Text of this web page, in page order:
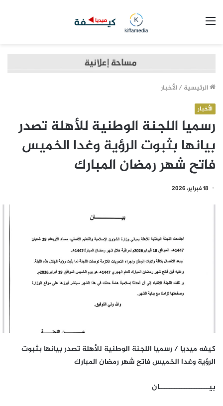
الرئيسية /الأخبار
الأخبار
رسميا اللجنة الوطنية للأهلة تصدر
بيانها بثبوت الرؤية وغدا الخميس
فاتح شهر رمضان المبارك
18 فبراير، 2026
كيفه ميديا / رسميا اللجنة الوطنية للأهلة تصدر بيانها بثبوت
الرؤية وغدا الخميس فاتح شهر رمضان المبارك
بيــــــــــــــــــــان